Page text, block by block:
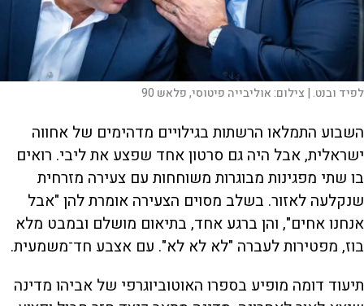
לפיד ובנט. | צילום:אוליבייה פיטוסי, פלאש 90
השבוע התמלאו הרשתות בגילויים מדהימים של אחווה
ישראלית, אבל היה גם סרטון אחד שפצע את ליבי. רואים
בו שתי מפגינות מבוגרות משוחחות עם צעירה מזרחית
שנקלעה לאזור. בשלב מסוים הצעירה אומרת להן "אבל
אנחנו אחים", והן ברגע אחד, בתיאום מושלם ובמבט מלא
בוז, מפטירות לעברה "לא לא לא". עם אצבע חד־משמעית.
תיעוד דומה מופיע בספרו האוטוביוגרפי של אביהו מדינה